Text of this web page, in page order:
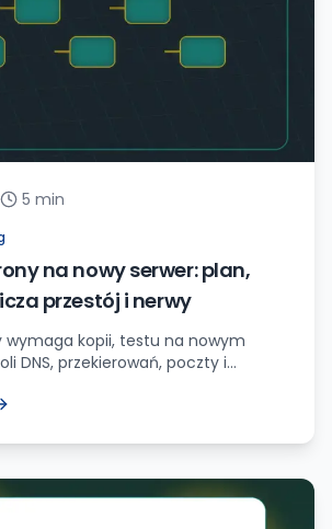
5 min
na nowy serwer: plan,
przestój i nerwy
wymaga kopii, testu na nowym
DNS, przekierowań, poczty i